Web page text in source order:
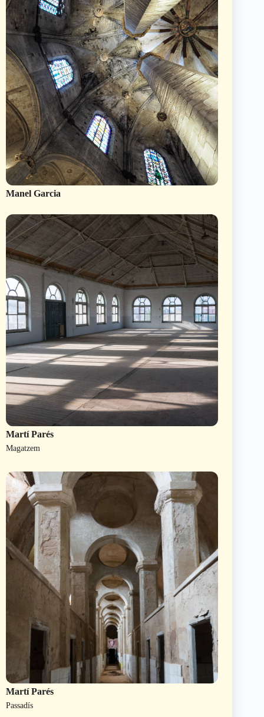
Manel Garcia
Martí Parés
Magatzem
Martí Parés
Passadís